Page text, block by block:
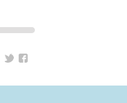
Twitter
Facebook